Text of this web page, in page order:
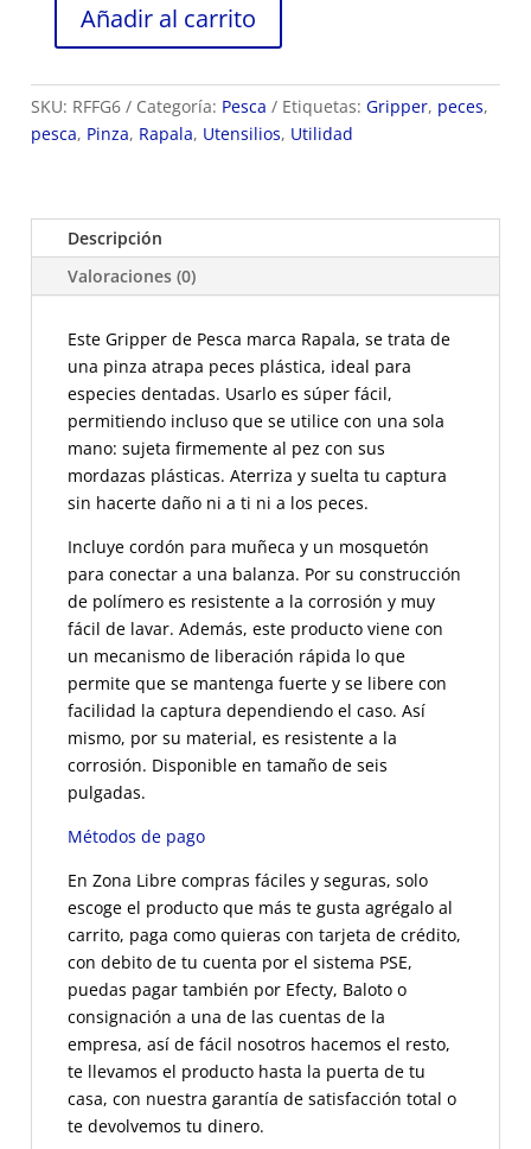
Gripper
Pesca
Rapala
ref
Añadir al carrito
SKU: RFFG6 Categoría: Pesca Etiquetas: Gripper, peces,
pesca, Pinza, Rapala, Utensilios, Utilidad
Descripción
Valoraciones (0)
Este Gripper de Pesca marca Rapala, se trata de
una pinza atrapa peces plástica, ideal para
especies dentadas. Usarlo es súper fácil,
permitiendo incluso que se utilice con una sola
mano: sujeta firmemente al pez con sus
mordazas plásticas. Aterriza y suelta tu captura
sin hacerte daño ni a ti ni a los peces.
Incluye cordón para muñeca y un mosquetón
para conectar a una balanza. Por su construcción
de polímero es resistente a la corrosión y muy
fácil de lavar. Además, este producto viene con
un mecanismo de liberación rápida lo que
permite que se mantenga fuerte y se libere con
facilidad la captura dependiendo el caso. Así
mismo, por su material, es resistente a la
corrosión. Disponible en tamaño de seis
pulgadas.
Métodos de pago
En Zona Libre compras fáciles y seguras, solo
escoge el producto que más te gusta agrégalo al
carrito, paga como quieras con tarjeta de crédito,
con debito de tu cuenta por el sistema PSE,
puedas pagar también por Efecty, Baloto o
consignación a una de las cuentas de la
empresa, así de fácil nosotros hacemos el resto,
te llevamos el producto hasta la puerta de tu
casa, con nuestra garantía de satisfacción total o
te devolvemos tu dinero.